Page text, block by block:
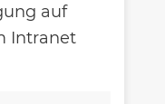
auf
Intranet